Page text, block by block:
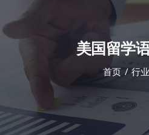
欧桥介绍
课程中心
美国留学
首页 行